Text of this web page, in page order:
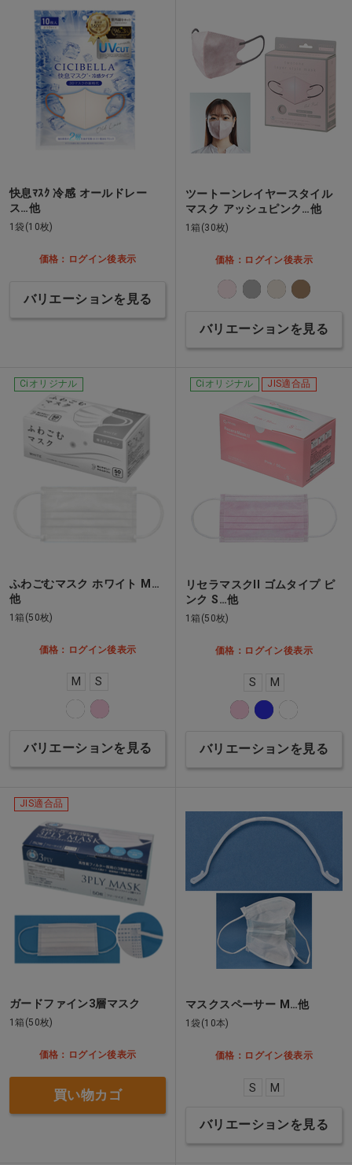
快息ﾏｽｸ 冷感 オールドレー
ス…他
1袋(10枚)
価格：ログイン後表示
バリエーションを見る
ツートーンレイヤースタイル
マスク アッシュピンク…他
1箱(30枚)
価格：ログイン後表示
バリエーションを見る
Ciオリジナル
ふわごむマスク ホワイト M…
他
1箱(50枚)
価格：ログイン後表示
M S
バリエーションを見る
Ciオリジナル JIS適合品
リセラマスクII ゴムタイプ ピ
ンク S…他
1箱(50枚)
価格：ログイン後表示
S M
バリエーションを見る
JIS適合品
ガードファイン3層マスク
1箱(50枚)
価格：ログイン後表示
買い物カゴ
マスクスペーサー M…他
1袋(10本)
価格：ログイン後表示
S M
バリエーションを見る